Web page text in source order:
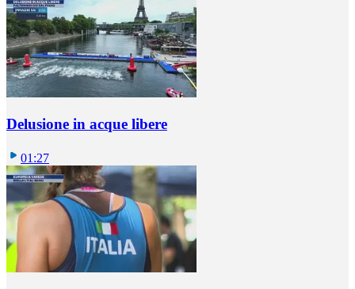
Delusione in acque libere
01:27